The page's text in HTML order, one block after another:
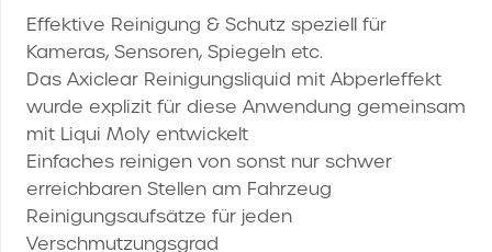
Effektive Reinigung & Schutz speziell für
Kameras, Sensoren, Spiegeln etc.
Das Axiclear Reinigungsliquid mit Abperleffekt
wurde explizit für diese Anwendung gemeinsam
mit Liqui Moly entwickelt
Einfaches reinigen von sonst nur schwer
erreichbaren Stellen am Fahrzeug
Reinigungsaufsätze für jeden
Verschmutzungsgrad